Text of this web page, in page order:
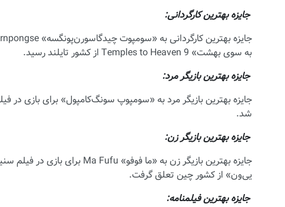
جایزه بهترین کارگردانی:
به سوی بهشت» 9 Temples to Heaven از کشور تایلند رسید.
جایزه بهترین بازیگر مرد:
شد.
جایزه بهترین بازیگر زن:
یی‌ون» از کشور چین تعلق گرفت.
جایزه بهترین فیلمنامه: